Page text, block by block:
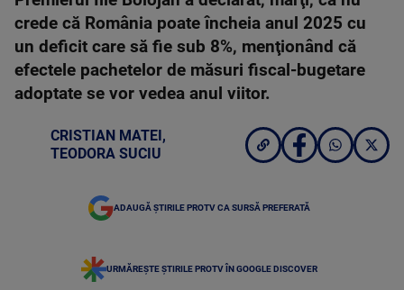
crede că România poate încheia anul 2025 cu
un deficit care să fie sub 8%, menţionând că
efectele pachetelor de măsuri fiscal-bugetare
adoptate se vor vedea anul viitor.
CRISTIAN MATEI,
TEODORA SUCIU
ADAUGĂ ȘTIRILE PROTV CA SURSĂ PREFERATĂ
URMĂREȘTE ȘTIRILE PROTV ÎN GOOGLE DISCOVER